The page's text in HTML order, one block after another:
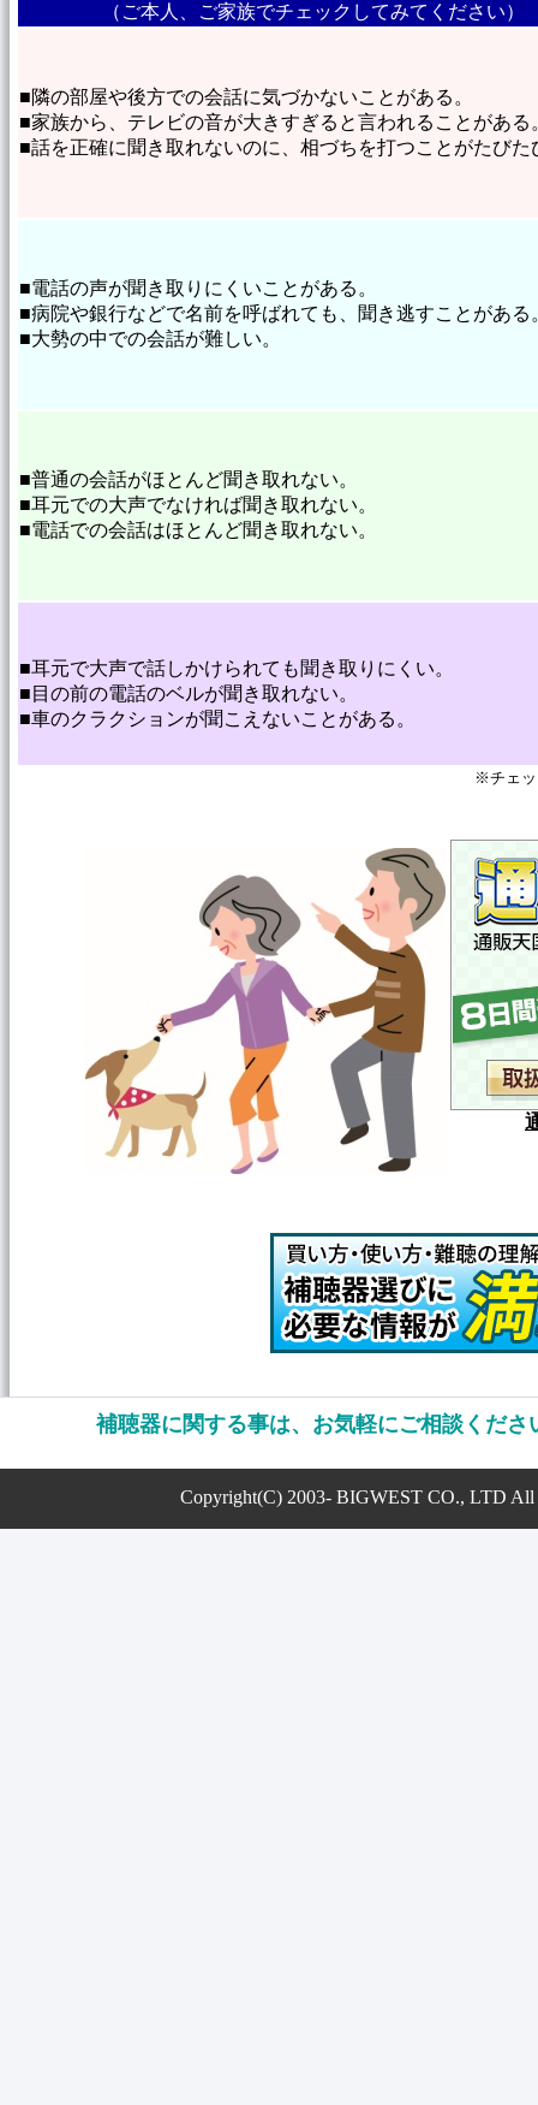
（ご本人、ご家族でチェックしてみてください）
■隣の部屋や後方での会話に気づかないことがある。
■家族から、テレビの音が大きすぎると言われることがある
■話を正確に聞き取れないのに、相づちを打つことがたびた
■電話の声が聞き取りにくいことがある。
■病院や銀行などで名前を呼ばれても、聞き逃すことがある
■大勢の中での会話が難しい。
■普通の会話がほとんど聞き取れない。
■耳元での大声でなければ聞き取れない。
■電話での会話はほとんど聞き取れない。
■耳元で大声で話しかけられても聞き取りにくい。
■目の前の電話のベルが聞き取れない。
■車のクラクションが聞こえないことがある。
※チェッ
補聴器に関する事は、お気軽にご相談くだ
Copyright(C) 2003- BIGWEST CO., LTD All